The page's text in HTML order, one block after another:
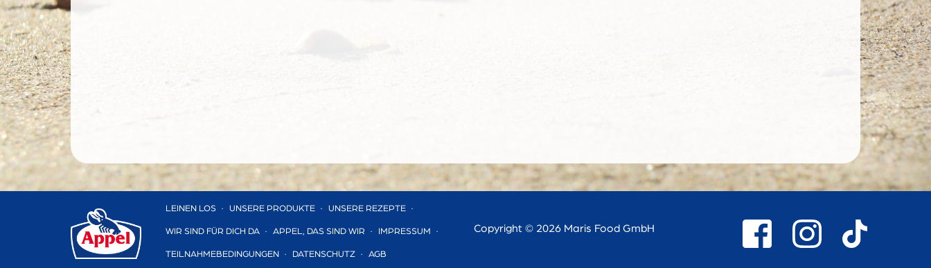
LEINEN LOS UNSERE PRODUKTE UNSERE REZEPTE
WIR SIND FÜR DICH DA APPEL, DAS SIND WIR IMPRESSUM
TEILNAHMEBEDINGUNGEN DATENSCHUTZ AGB
Copyright © 2026 Maris Food GmbH